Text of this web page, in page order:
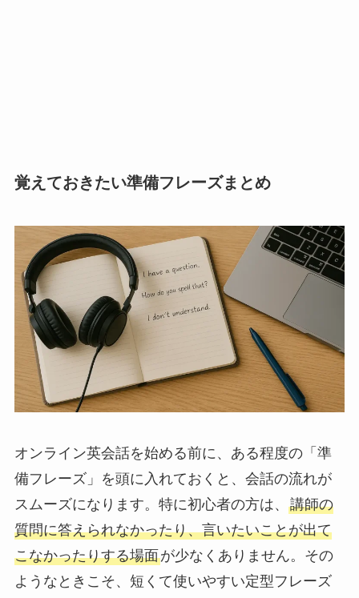
覚えておきたい準備フレーズまとめ
オンライン英会話を始める前に、ある程度の「準
備フレーズ」を頭に入れておくと、会話の流れが
スムーズになります。特に初心者の方は、 講師の
質問に答えられなかったり、言いたいことが出て
こなかったりする場面が少なくありません。その
ようなときこそ、短くて使いやすい定型フレーズ